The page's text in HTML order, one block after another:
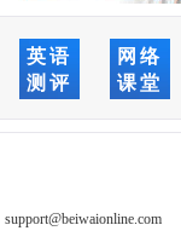
英语
测评
网络
课堂
support@beiwaionline.com